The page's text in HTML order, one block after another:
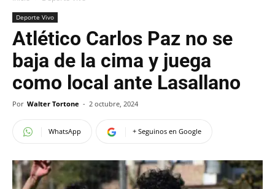
Deporte Vivo
Atlético Carlos Paz no se
baja de la cima y juega
como local ante Lasallano
Por Walter Tortone - 2 octubre, 2024
WhatsApp + Seguinos en Google